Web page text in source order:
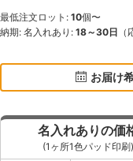
最低注文ロット: 10個〜
納期: 名入れあり: 18～30日
お届け
名入れありの価
(1ヶ所1色パッド印刷)